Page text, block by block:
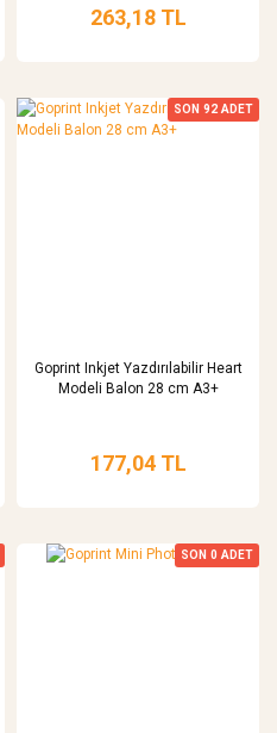
263,18 TL
SON 92 ADET
Goprint Inkjet Yazdırılabilir Heart
Modeli Balon 28 cm A3+
177,04 TL
SON 0 ADET